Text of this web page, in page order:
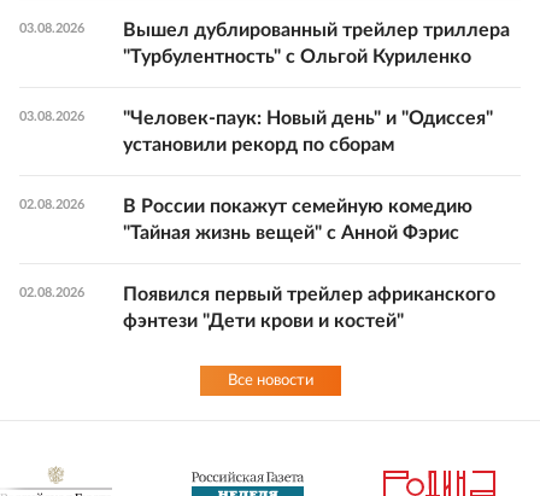
03.08.2026
Вышел дублированный трейлер триллера
"Турбулентность" с Ольгой Куриленко
03.08.2026
"Человек-паук: Новый день" и "Одиссея"
установили рекорд по сборам
02.08.2026
В России покажут семейную комедию
"Тайная жизнь вещей" с Анной Фэрис
02.08.2026
Появился первый трейлер африканского
фэнтези "Дети крови и костей"
Все новости